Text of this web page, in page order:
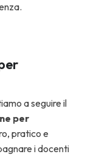
a seguire il
per
pratico e
i docenti